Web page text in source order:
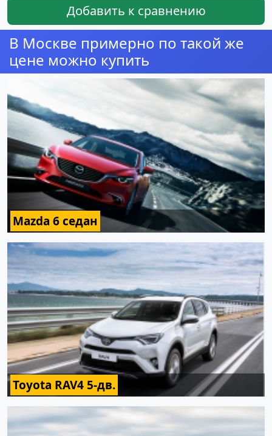
Добавить к сравнению
В Москве примерно по такой же
цене можно купить
Mazda 6 седан
Toyota RAV4 5-дв.